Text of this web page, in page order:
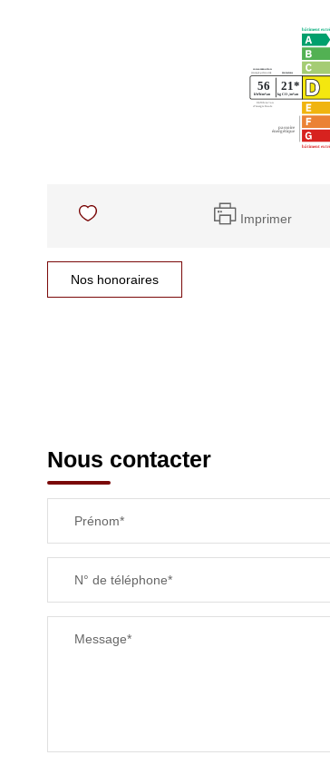
Imprimer
Nos honoraires
Nous contacter
Prénom*
N° de téléphone*
Message*